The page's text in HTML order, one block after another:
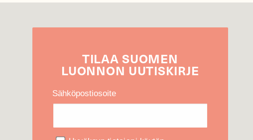
TILAASUOMEN
LUONNON UUTIS­KIRJE
Sähköpostiosoite